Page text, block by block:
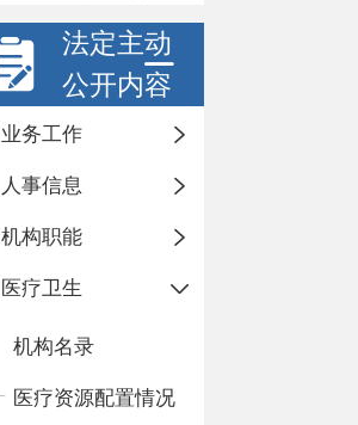
法定主动
公开内容
业务工作
人事信息
机构职能
医疗卫生
机构名录
医疗资源配置情况